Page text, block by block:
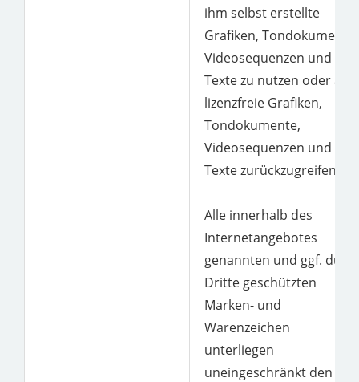
ihm selbst erstellte
Grafiken, Tondokumente,
Videosequenzen und
Texte zu nutzen oder auf
lizenzfreie Grafiken,
Tondokumente,
Videosequenzen und
Texte zurückzugreifen.
Alle innerhalb des
Internetangebotes
genannten und ggf.
Dritte geschützten
Marken- und
Warenzeichen
unterliegen
uneingeschränkt den